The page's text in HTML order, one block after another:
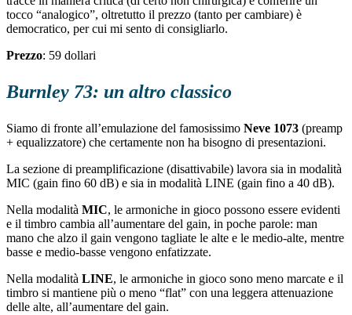
tocco “analogico”, oltretutto il prezzo (tanto per cambiare) è
democratico, per cui mi sento di consigliarlo.
Prezzo: 59 dollari
Burnley 73: un altro classico
Siamo di fronte all’emulazione del famosissimo Neve 1073 (preamp
+ equalizzatore) che certamente non ha bisogno di presentazioni.
La sezione di preamplificazione (disattivabile) lavora sia in modalità
MIC (gain fino 60 dB) e sia in modalità LINE (gain fino a 40 dB).
Nella modalità MIC, le armoniche in gioco possono essere evidenti
e il timbro cambia all’aumentare del gain, in poche parole: man
mano che alzo il gain vengono tagliate le alte e le medio-alte, mentre
basse e medio-basse vengono enfatizzate.
Nella modalità LINE, le armoniche in gioco sono meno marcate e il
timbro si mantiene più o meno “flat” con una leggera attenuazione
delle alte, all’aumentare del gain.